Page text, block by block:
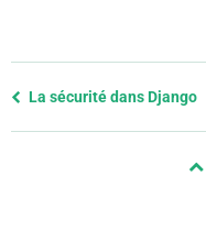
Previous
La sécurité dans Django